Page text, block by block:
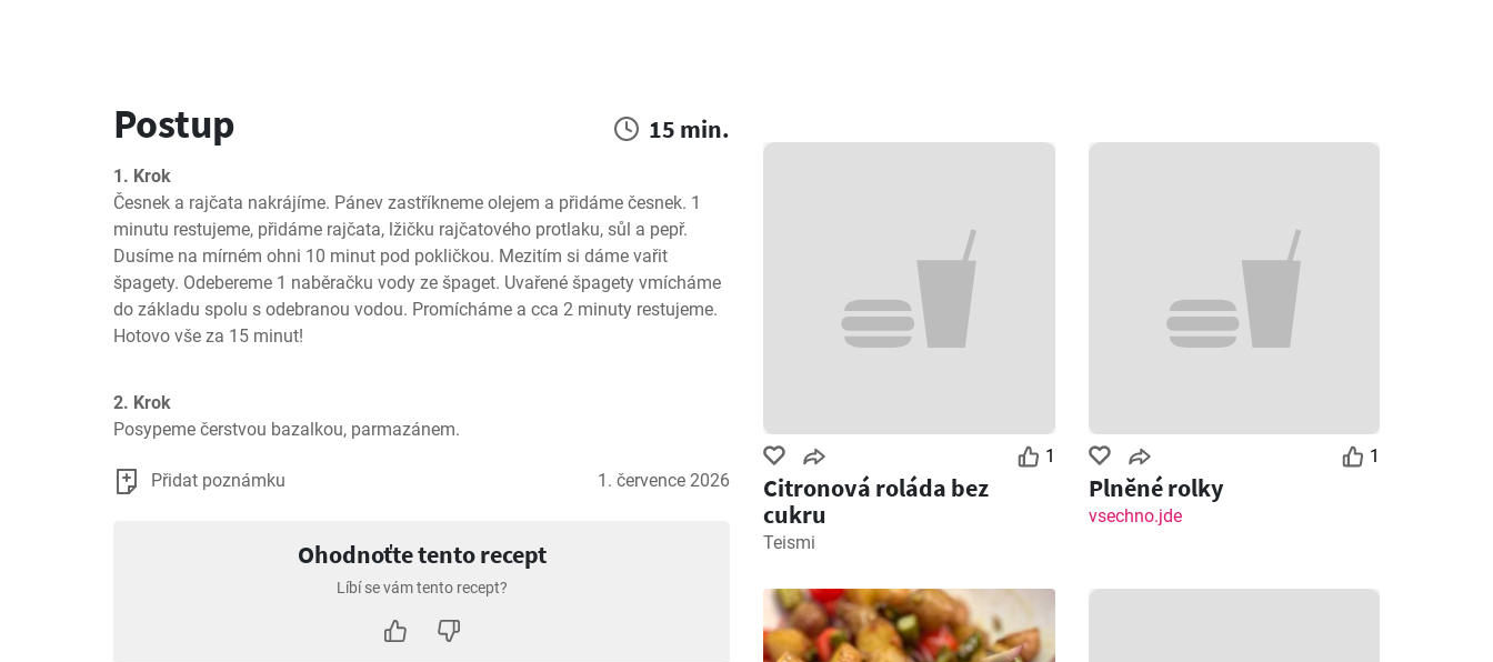
Postup 15 min.
1. Krok
Česnek a rajčata nakrájíme. Pánev zastříkneme olejem a přidáme česnek. 1
minutu restujeme, přidáme rajčata, lžičku rajčatového protlaku, sůl a pepř.
Dusíme na mírném ohni 10 minut pod pokličkou. Mezitím si dáme vařit
špagety. Odebereme 1 naběračku vody ze špaget. Uvařené špagety vmícháme
do základu spolu s odebranou vodou. Promícháme a cca 2 minuty restujeme.
Hotovo vše za 15 minut!
2. Krok
Posypeme čerstvou bazalkou, parmazánem.
Přidat poznámku 1. července 2026
Ohodnoťte tento recept
Líbí se vám tento recept?
1
Citronová roláda bez
cukru
Teismi
1
Plněné rolky
vsechno.jde